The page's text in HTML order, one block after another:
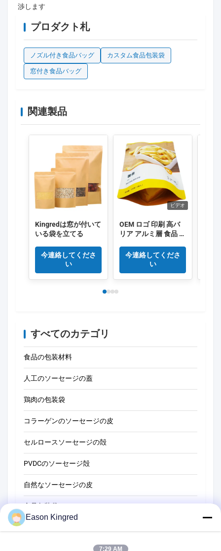
渉します
プロダクト札
ノズル付き食品バッグ カスタム食品包装袋
窓付き食品バッグ
関連製品
Kingredは窓が付いて
いる袋を立てる
今連絡してくださ
い
ビデオ
OEM ロゴ 印刷 高バ
リア アルミ層 食品 梱
今連絡してくださ
い
すべてのカテゴリ
食品の包装材料
人工のソーセージの蓋
鶏肉の包装袋
コラーゲンのソーセージの皮
セルロースソーセージの殻
PVDCのソーセージ殻
自然なソーセージの皮
食品包装袋
Eason Kingred
7:29 AM